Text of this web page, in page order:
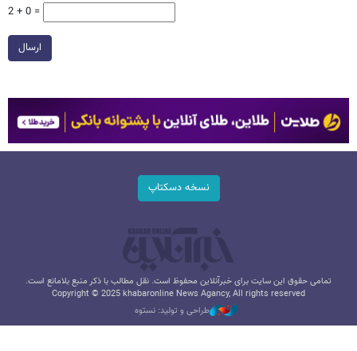
2 + 0 =
ارسال
نسخه دسکتاپ
تمامی حقوق این سایت برای خبرآنلاین محفوظ است. نقل مطالب با ذکر منبع بلامانع است.
Copyright © 2025 khabaronline News Agancy, All rights reserved
طراحی و تولید: نستوه